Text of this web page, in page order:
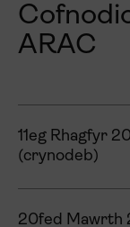
ARAC
11eg Rhagfyr
(crynodeb)
20fed Mawrth